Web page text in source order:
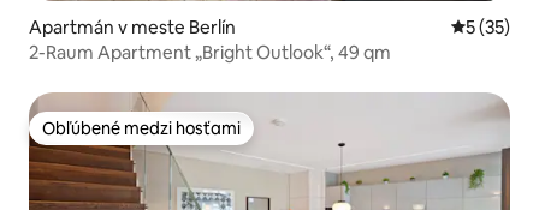
Apartmán v meste Berlín
5 (35)
2-Raum Apartment „Bright Outlook“, 49 qm
Obľúbené medzi hosťami
Obľúbené medzi hosťami